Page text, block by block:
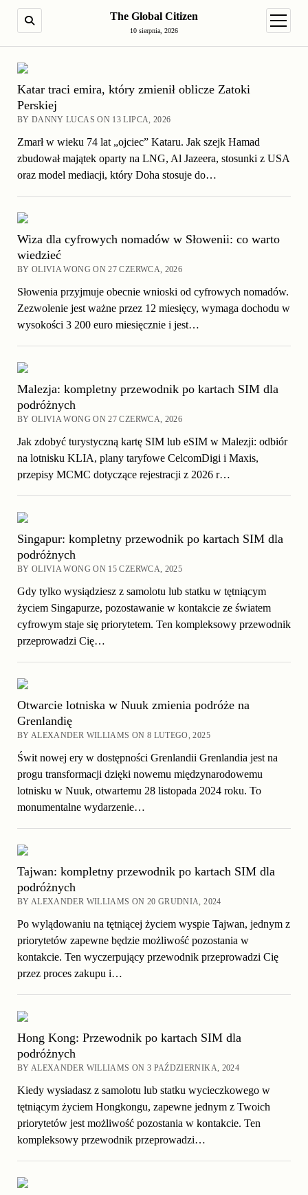
The Global Citizen
10 sierpnia, 2026
open
Katar traci emira, który zmienił oblicze Zatoki
Perskiej
BY DANNY LUCAS ON 13 LIPCA, 2026
Zmarł w wieku 74 lat „ojciec” Kataru. Jak szejk Hamad
zbudował majątek oparty na LNG, Al Jazeera, stosunki z USA
oraz model mediacji, który Doha stosuje do…
Wiza dla cyfrowych nomadów w Słowenii: co warto
wiedzieć
BY OLIVIA WONG ON 27 CZERWCA, 2026
Słowenia przyjmuje obecnie wnioski od cyfrowych nomadów.
Zezwolenie jest ważne przez 12 miesięcy, wymaga dochodu w
wysokości 3 200 euro miesięcznie i jest…
Malezja: kompletny przewodnik po kartach SIM dla
podróżnych
BY OLIVIA WONG ON 27 CZERWCA, 2026
Jak zdobyć turystyczną kartę SIM lub eSIM w Malezji: odbiór
na lotnisku KLIA, plany taryfowe CelcomDigi i Maxis,
przepisy MCMC dotyczące rejestracji z 2026 r…
Singapur: kompletny przewodnik po kartach SIM dla
podróżnych
BY OLIVIA WONG ON 15 CZERWCA, 2025
Gdy tylko wysiądziesz z samolotu lub statku w tętniącym
życiem Singapurze, pozostawanie w kontakcie ze światem
cyfrowym staje się priorytetem. Ten kompleksowy przewodnik
przeprowadzi Cię…
Otwarcie lotniska w Nuuk zmienia podróże na
Grenlandię
BY ALEXANDER WILLIAMS ON 8 LUTEGO, 2025
Świt nowej ery w dostępności Grenlandii Grenlandia jest na
progu transformacji dzięki nowemu międzynarodowemu
lotnisku w Nuuk, otwartemu 28 listopada 2024 roku. To
monumentalne wydarzenie…
Tajwan: kompletny przewodnik po kartach SIM dla
podróżnych
BY ALEXANDER WILLIAMS ON 20 GRUDNIA, 2024
Po wylądowaniu na tętniącej życiem wyspie Tajwan, jednym z
priorytetów zapewne będzie możliwość pozostania w
kontakcie. Ten wyczerpujący przewodnik przeprowadzi Cię
przez proces zakupu i…
Hong Kong: Przewodnik po kartach SIM dla
podróżnych
BY ALEXANDER WILLIAMS ON 3 PAŹDZIERNIKA, 2024
Kiedy wysiadasz z samolotu lub statku wycieczkowego w
tętniącym życiem Hongkongu, zapewne jednym z Twoich
priorytetów jest możliwość pozostania w kontakcie. Ten
kompleksowy przewodnik przeprowadzi…